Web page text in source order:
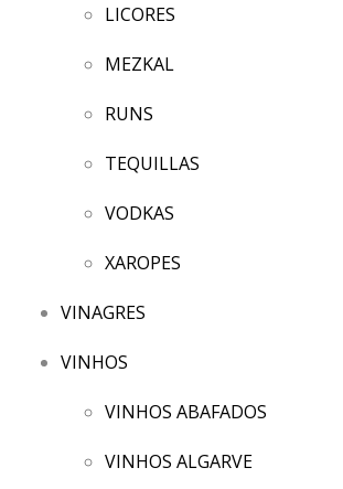
LICORES
MEZKAL
RUNS
TEQUILLAS
VODKAS
XAROPES
VINAGRES
VINHOS
VINHOS ABAFADOS
VINHOS ALGARVE